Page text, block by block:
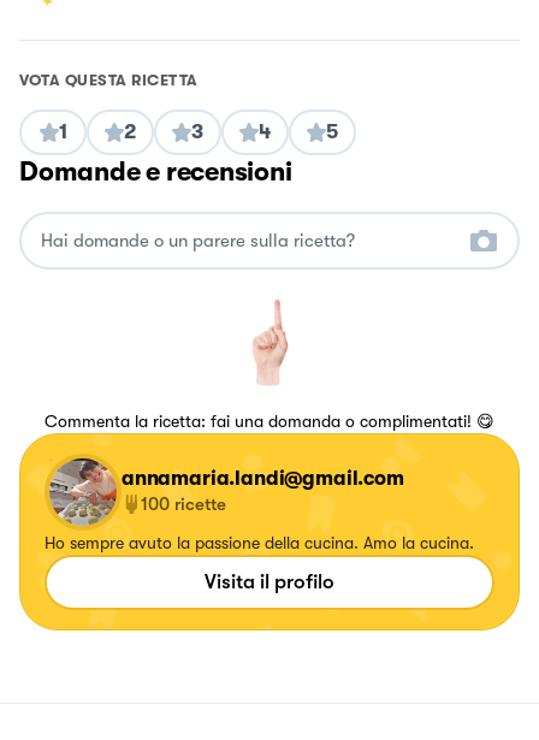
VOTA QUESTA RICETTA
1 2 3 4 5
Domande e recensioni
Commenta la ricetta: fai una domanda o complimentati! 😋
annamaria.landi@gmail.com
100 ricette
Ho sempre avuto la passione della cucina. Amo la cucina.
Visita il profilo